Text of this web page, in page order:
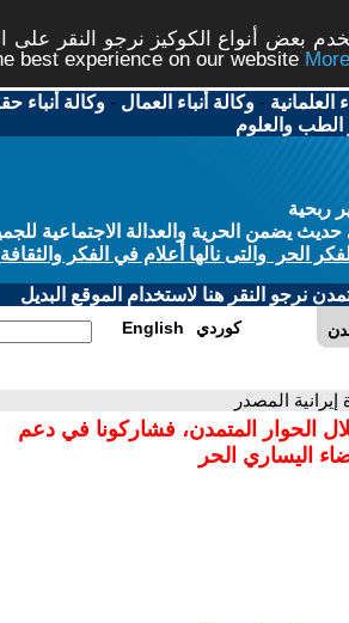
بعض أنواع الكوكيز نرجو النقر
best experience on our website
العلمانية -وكالة أنباء العمال -وكالة أنباء
الطب والعلوم
ربحية
يضمن الحرية والعدالة الاجتماعية
الحر والتى نالها أعلام في الفكر والثقافة
نرجو النقر هنا لاستخدام الموقع البديل
English كوردي
إيرانية المصدر
الحوار المتمدن، فشاركونا في دعم
اليساري الحر